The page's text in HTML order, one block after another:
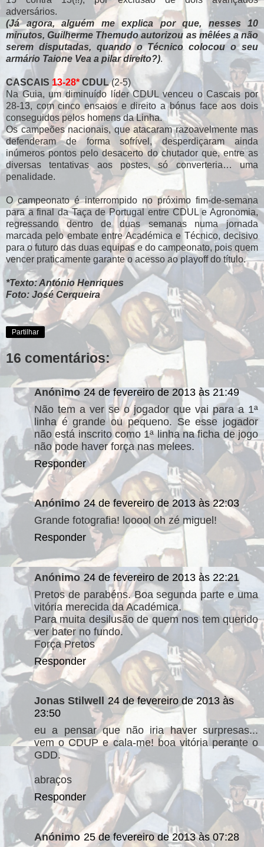
adversários.
(Já agora, alguém me explica por que, nesses 10
minutos, Guilherme Themudo autorizou as mêlées a não
serem disputadas, quando o Técnico colocou o seu
armário Taione Vea a pilar direito?).
CASCAIS 13-28* CDUL(2-5)
Na Guia, um diminuído líder CDUL venceu o Cascais por
28-13, com cinco ensaios e direito a bónus face aos dois
conseguidos pelos homens da Linha.
Os campeões nacionais, que atacaram razoavelmente mas
defenderam de forma sofrível, desperdiçaram ainda
inúmeros pontos pelo desacerto do chutador que, entre as
diversas tentativas aos postes, só converteria… uma
penalidade.
O campeonato é interrompido no próximo fim-de-semana
para a final da Taça de Portugal entre CDUL e Agronomia,
regressando dentro de duas semanas numa jornada
marcada pelo embate entre Académica e Técnico, decisivo
para o futuro das duas equipas e do campeonato, pois quem
vencer praticamente garante o acesso ao playoff do título.
*Texto: António Henriques
Foto: José Cerqueira
Partilhar
16 comentários:
Anónimo 24 de fevereiro de 2013 às 21:49
Não tem a ver se o jogador que vai para a 1ª
linha é grande ou pequeno. Se esse jogador
não está inscrito como 1ª linha na ficha de jogo
não pode haver força nas melees.
Responder
Anónimo 24 de fevereiro de 2013 às 22:03
Grande fotografia! looool oh zé miguel!
Responder
Anónimo 24 de fevereiro de 2013 às 22:21
Pretos de parabéns. Boa segunda parte e uma
vitória merecida da Académica.
Para muita desilusão de quem nos tem querido
ver bater no fundo.
Força Pretos
Responder
Jonas Stilwell
24 de fevereiro de 2013 às
23:50
eu a pensar que não iria haver surpresas...
vem o CDUP e cala-me! boa vitória perante o
GDD.
abraços
Responder
Anónimo 25 de fevereiro de 2013 às 07:28